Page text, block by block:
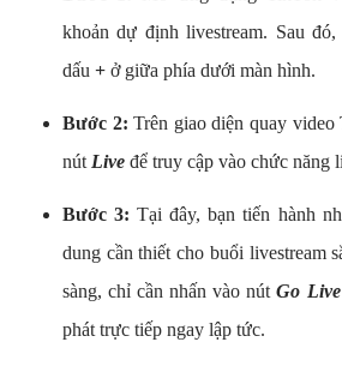
khoản dự định livestream. Sau
dấu + ở giữa phía dưới màn hình.
Bước 2: Trên giao diện quay
nút Live để truy cập vào chức năng
Bước 3: Tại đây, bạn tiến hành
dung cần thiết cho buổi livestream
sàng, chỉ cần nhấn vào nútGo Live
phát trực tiếp ngay lập tức.